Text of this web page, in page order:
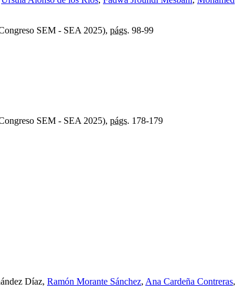
SEM - SEA 2025), págs. 98-99
SEM - SEA 2025), págs. 178-179
Díaz, Ramón Morante Sánchez, Ana Cardeña Contreras,